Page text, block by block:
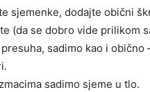
sjemenke, dodajte obični
(da se dobro vide prilikom
sadimo kao i
sadimo sjeme u tlo.